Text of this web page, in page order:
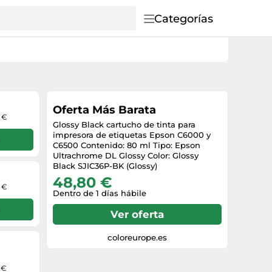
Categorías
€
€
€
Oferta Más Barata
Glossy Black cartucho de tinta para
impresora de etiquetas Epson C6000 y
C6500 Contenido: 80 ml Tipo: Epson
Ultrachrome DL Glossy Color: Glossy
Black SJIC36P-BK (Glossy)
48,80 €
Dentro de 1 días hábile
Ver oferta
coloreurope.es